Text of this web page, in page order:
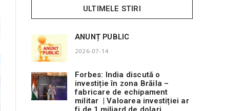
ULTIMELE STIRI
ANUNȚ PUBLIC
2026-07-14
Forbes: India discută o
investiție în zona Brăila –
fabricare de echipament
militar | Valoarea investiției ar